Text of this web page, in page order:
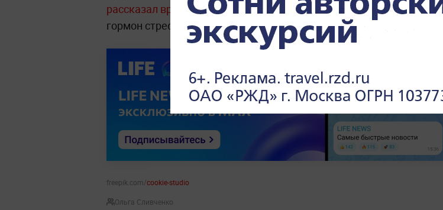
рассказал врач-невролог
. По его словам, 20 минут танцев сжигают
гормон стресса как «турбопечь».
freepik.com/cookie-studio
Ольга Сливченко